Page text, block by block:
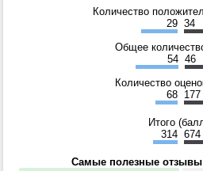
Количество
29 34
Общее
54 46
Количество
68 177
Итого
314 674
Самые полезные